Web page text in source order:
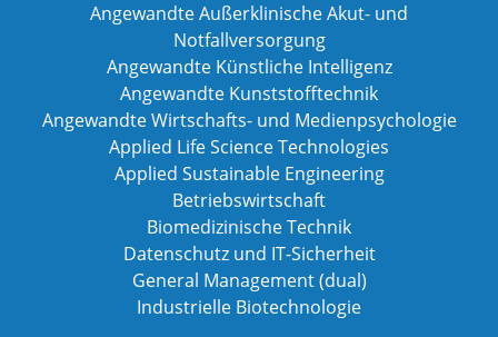
Angewandte Außerklinische Akut- und
Notfallversorgung
Angewandte Künstliche Intelligenz
Angewandte Kunststofftechnik
Angewandte Wirtschafts- und Medienpsychologie
Applied Life Science Technologies
Applied Sustainable Engineering
Betriebswirtschaft
Biomedizinische Technik
Datenschutz und IT-Sicherheit
General Management (dual)
Industrielle Biotechnologie